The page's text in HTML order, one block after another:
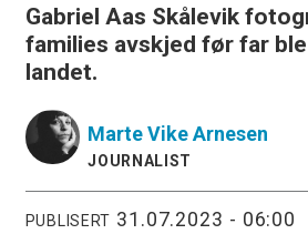
Gabriel Aas Skålevik
families avskjed før far
landet.
Marte VikeArnesen
JOURNALIST
PUBLISERT 31.07.2023 - 06:00